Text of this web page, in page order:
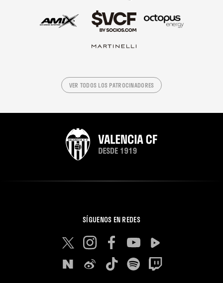
VER TODOS LOS PATROCINADORES
SÍGUENOS EN REDES